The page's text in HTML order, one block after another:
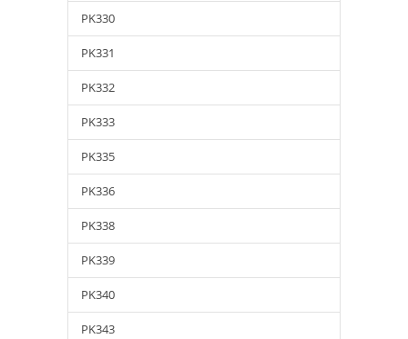
PK330
PK331
PK332
PK333
PK335
PK336
PK338
PK339
PK340
PK343